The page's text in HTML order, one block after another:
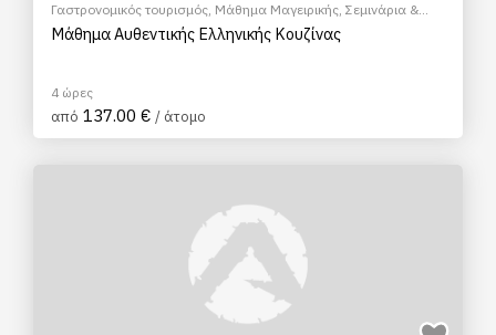
Γαστρονομικός τουρισμός, Μάθημα Μαγειρικής, Σεμινάρια &
Μαθήματα
Μάθημα Αυθεντικής Ελληνικής Κουζίνας
4 ώρες
από 137.00 € / άτομο